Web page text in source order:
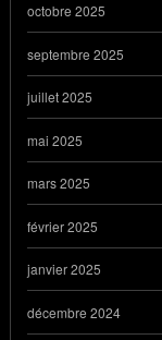
octobre 2025
septembre 2025
juillet 2025
mai 2025
mars 2025
février 2025
janvier 2025
décembre 2024